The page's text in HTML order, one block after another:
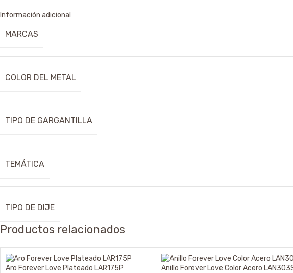
Información adicional
MARCAS
COLOR DEL METAL
TIPO DE GARGANTILLA
TEMÁTICA
TIPO DE DIJE
Productos relacionados
Aro Forever Love Plateado LAR175P Anillo Forever Love Color Acero